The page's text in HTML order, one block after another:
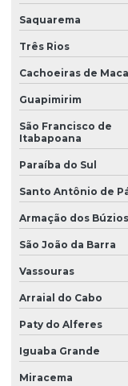
Empresa de
Empresa de
Empresa de
Empresa distribuidora
Empresa
Empresa distribuidora
Fornecedor de capsulas
Fornecedor de
Fornecedor de
Fornecedor de
Fornecedor sacos
Fornecedor de suco
Saquarema
Três Rios
Cachoeiras de
Guapimirim
São Francisco de
Itabapoana
Paraíba do Sul
Santo Antônio de
Armação dos Búzios
São João da Barra
Vassouras
Arraial do Cabo
Paty do Alferes
Iguaba Grande
Miracema